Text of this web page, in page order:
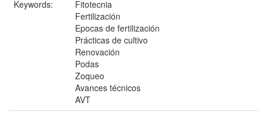
Keywords:
Fitotecnia
Fertilización
Epocas de fertilización
Prácticas de cultivo
Renovación
Podas
Zoqueo
Avances técnicos
AVT